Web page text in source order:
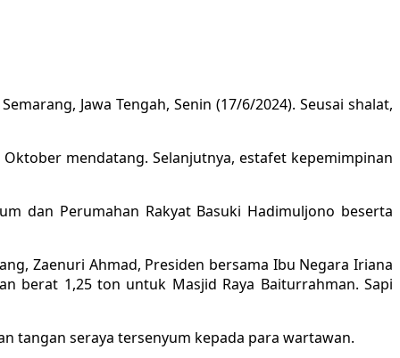
Jawa Tengah, Senin (17/6/2024). Seusai shalat,
mendatang. Selanjutnya, estafet kepemimpinan
dan Perumahan Rakyat Basuki Hadimuljono beserta
Zaenuri Ahmad, Presiden bersama Ibu Negara Iriana
berat 1,25 ton untuk Masjid Raya Baiturrahman. Sapi
tangan seraya tersenyum kepada para wartawan.